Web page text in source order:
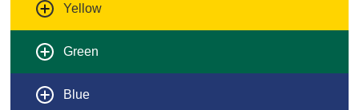
Yellow
Green
Blue